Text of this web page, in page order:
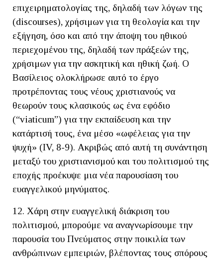
επιχειρηματολογίας της, δηλαδή των λόγων της
(discourses), χρήσιμων για τη θεολογία και την
εξήγηση, όσο και από την άποψη του ηθικού
περιεχομένου της, δηλαδή των πράξεών της,
χρήσιμων για την ασκητική και ηθική ζωή. Ο
Βασίλειος ολοκλήρωσε αυτό το έργο
προτρέποντας τους νέους χριστιανούς να
θεωρούν τους κλασικούς ως ένα εφόδιο
(“viaticum”) για την εκπαίδευση και την
κατάρτισή τους, ένα μέσο «ωφέλειας για την
ψυχή» (IV, 8-9). Ακριβώς από αυτή τη συνάντηση
μεταξύ του χριστιανισμού και του πολιτισμού της
εποχής προέκυψε μια νέα παρουσίαση του
ευαγγελικού μηνύματος.
12. Χάρη στην ευαγγελική διάκριση του
πολιτισμού, μπορούμε να αναγνωρίσουμε την
παρουσία του Πνεύματος στην ποικιλία των
ανθρώπινων εμπειριών, βλέποντας τους σπόρους